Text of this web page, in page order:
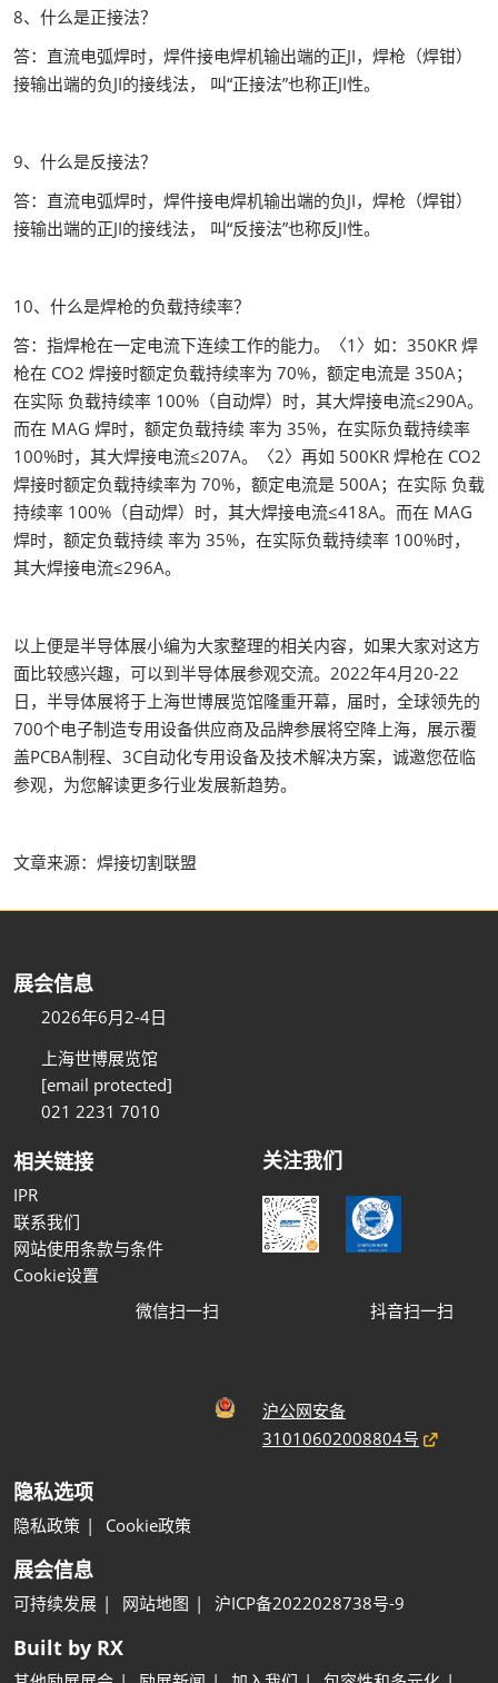
8、什么是正接法？
答：直流电弧焊时，焊件接电焊机输出端的正JI，焊枪（焊钳）
接输出端的负JI的接线法， 叫“正接法”也称正JI性。
9、什么是反接法？
答：直流电弧焊时，焊件接电焊机输出端的负JI，焊枪（焊钳）
接输出端的正JI的接线法， 叫“反接法”也称反JI性。
10、什么是焊枪的负载持续率？
答：指焊枪在一定电流下连续工作的能力。〈1〉如：350KR 焊
枪在 CO2 焊接时额定负载持续率为 70%，额定电流是 350A；
在实际 负载持续率 100%（自动焊）时，其大焊接电流≤290A。
而在 MAG 焊时，额定负载持续 率为 35%，在实际负载持续率
100%时，其大焊接电流≤207A。〈2〉再如 500KR 焊枪在 CO2
焊接时额定负载持续率为 70%，额定电流是 500A；在实际 负载
持续率 100%（自动焊）时，其大焊接电流≤418A。而在 MAG
焊时，额定负载持续 率为 35%，在实际负载持续率 100%时，
其大焊接电流≤296A。
以上便是半导体展小编为大家整理的相关内容，如果大家对这方
面比较感兴趣，可以到半导体展参观交流。2022年4月20-22
日，半导体展将于上海世博展览馆隆重开幕，届时，全球领先的
700个电子制造专用设备供应商及品牌参展将空降上海，展示覆
盖PCBA制程、3C自动化专用设备及技术解决方案，诚邀您莅临
参观，为您解读更多行业发展新趋势。
文章来源：焊接切割联盟
展会信息
2026年6月2-4日
上海世博展览馆
[email protected]
021 2231 7010
相关链接
IPR
联系我们
网站使用条款与条件
Cookie设置
关注我们
微信扫一扫 抖音扫一扫
沪公网安备
31010602008804号
隐私选项
隐私政策 Cookie政策
展会信息
可持续发展 网站地图 沪ICP备2022028738号-9
Built by RX